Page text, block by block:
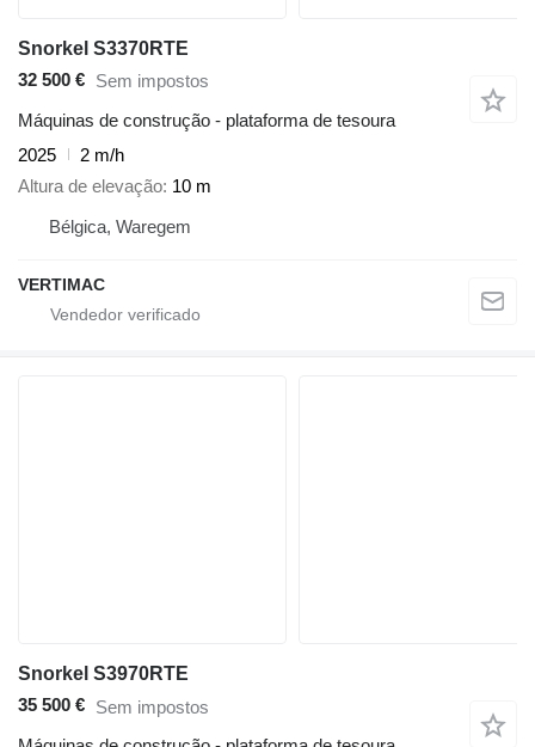
Snorkel S3370RTE
32 500 € Sem impostos
Máquinas de construção - plataforma de tesoura
2025
2 m/h
Altura de elevação 10 m
Bélgica, Waregem
VERTIMAC
Snorkel S3970RTE
35 500 € Sem impostos